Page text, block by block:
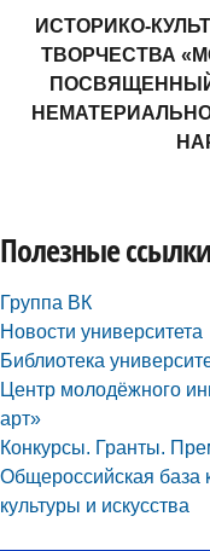
ИСТОРИКО-
ТВОРЧЕСТВА
Полезные ссылки
Группа ВК
Новости университета
Библиотека
Центр молодёжного
арт»
Конкурсы. Гранты.
Общероссийская база
культуры и искусства